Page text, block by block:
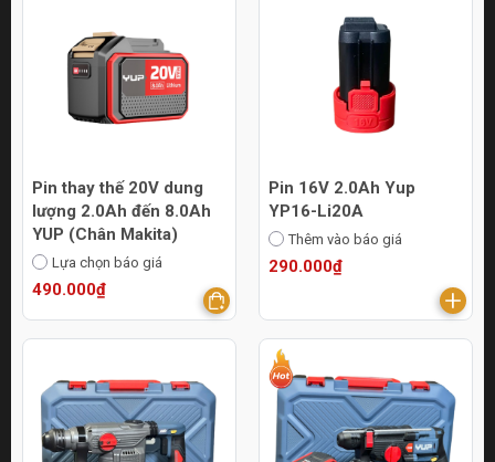
Pin thay thế 20V dung
lượng 2.0Ah đến 8.0Ah
YUP (Chân Makita)
Lựa chọn báo giá
490.000₫
Pin 16V 2.0Ah Yup
YP16-Li20A
Thêm vào báo giá
290.000₫